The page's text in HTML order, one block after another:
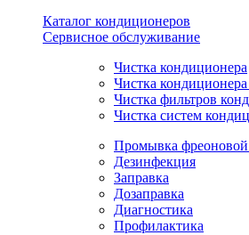
Каталог кондиционеров
Сервисное обслуживание
Чистка кондиционера
Чистка
Чистка фильтров
Чистка систем
Промывка фреоновой
Дезинфекция
Заправка
Дозаправка
Диагностика
Профилактика